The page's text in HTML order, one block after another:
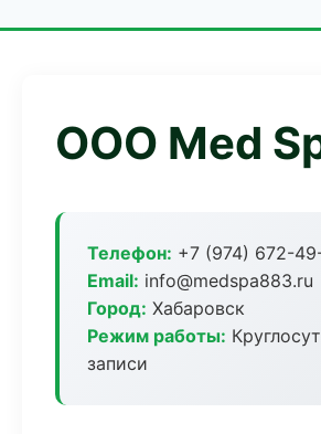
ООО Med
Телефон: +7 (974) 672-
Email: info@medspa883.ru
Город: Хабаровск
Режим работы:
записи